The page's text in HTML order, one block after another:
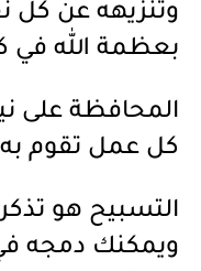
وتنزيهه عن
بعظمة الله
المحافظة على
كل عمل تقوم
التسبيح هو
ويمكنك دمجه